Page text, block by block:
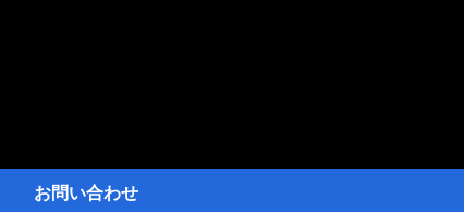
お問い合わせ